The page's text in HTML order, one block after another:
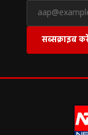
सब्सक्राइब